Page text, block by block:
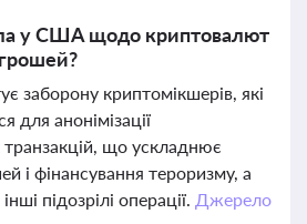
у США щодо криптовалют
заборону криптомікшерів, які
для анонімізації
що ускладнює
і фінансування тероризму, а
підозрілі операції. Джерело